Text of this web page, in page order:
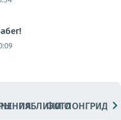
ПАБЛИКИ
ФОТОЛОНГРИДЫ